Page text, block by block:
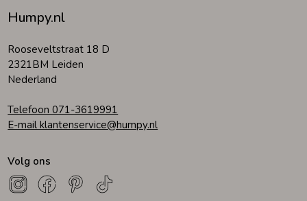
Humpy.nl
Rooseveltstraat 18 D
2321BM Leiden
Nederland
Telefoon 071-3619991
E-mail klantenservice@humpy.nl
Volg ons